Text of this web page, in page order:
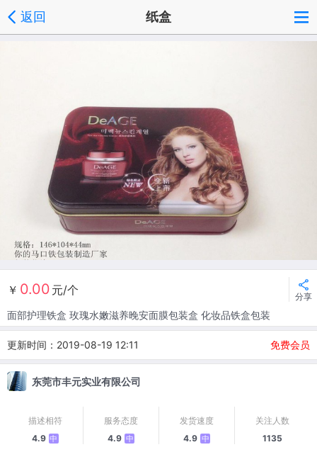
返回 纸盒
￥ 0.00 元/个 分享
面部护理铁盒 玫瑰水嫩滋养晚安面膜包装盒 化妆品铁盒包装
更新时间：2019-08-19 12:11 免费会员
东莞市丰元实业有限公司
描述相符
4.9 中
服务态度
4.9 中
发货速度
4.9 中
关注人数
1135